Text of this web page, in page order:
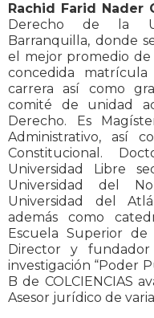
Rachid Farid Nader
Derecho de la
Barranquilla, donde
el mejor promedio
concedida
carrera así como
comité de unidad
Derecho. Es
Administrativo, así
Constitucional.
Universidad Libre
Universidad del
Universidad del
además como
Escuela Superior de
Director y
investigación “Poder
B de COLCIENCIAS
Asesor jurídico de